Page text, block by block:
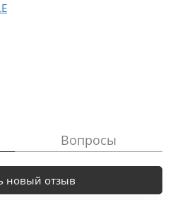
Вопросы
новый отзыв